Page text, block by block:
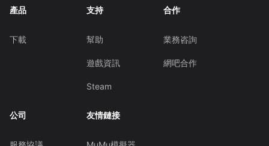
產品
下載
支持
幫助
遊戲資訊
Steam
合作
業務咨詢
網吧合作
公司 友情鏈接